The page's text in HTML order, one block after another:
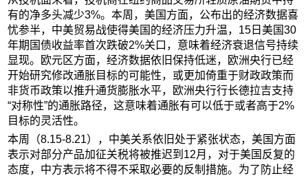
有的净多头减少3%。本周，美国方面，公布出的经济数据喜
忧参半，中美贸易战使得美国的经济压力升温，15日美国30
年期国债收益率首次跌破2%关口，意味着经济衰退信号持续
显现。欧元区方面，经济数据依旧保持低迷，欧洲央行已经
开始研究修改通胀目标的可能性，或更加倚重于财政政策而
非货币政策以推升通货膨胀水平，欧洲央行行长德拉吉支持
“对称性”的通胀路径，这意味着通胀有可以低于或者高于2%
目标的灵活性。
本周（8.15-8.21），中美关系依旧处于紧张状态，美国方面
表示对部分产品加征关税将被推迟到12月，对于美国反复的
态度，中方表示将不得不采取必要的反制措施。为了防止经